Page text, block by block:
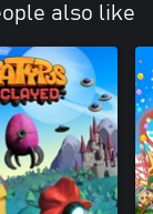
also like